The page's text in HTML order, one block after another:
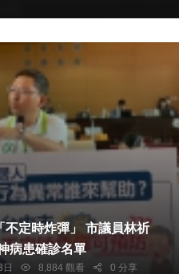
彈」 市議員林祈
病患確診名單
日 8,884 觀看 0 分享